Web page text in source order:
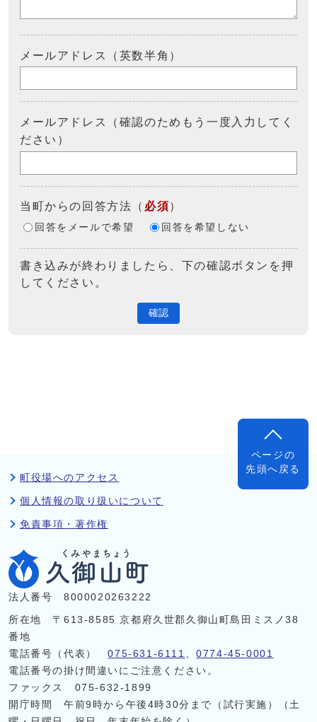
メールアドレス（英数半角）
メールアドレス（確認のためもう一度入力してく
ださい）
当町からの回答方法 （ 必須）
回答をメールで希望 回答を希望しない
書き込みが終わりましたら、下の確認ボタンを押
してください。
確認
ページの
先頭へ戻る
町役場へのアクセス
個人情報の取り扱いについて
免責事項・著作権
法人番号 8000020263222
所在地 〒613-8585 京都府久世郡久御山町島田ミスノ38
番地
電話番号（代表）075-631-6111 、0774-45-0001
電話番号の掛け間違いにご注意ください。
ファックス 075-632-1899
開庁時間 午前9時から午後4時30分まで（試行実施）（土